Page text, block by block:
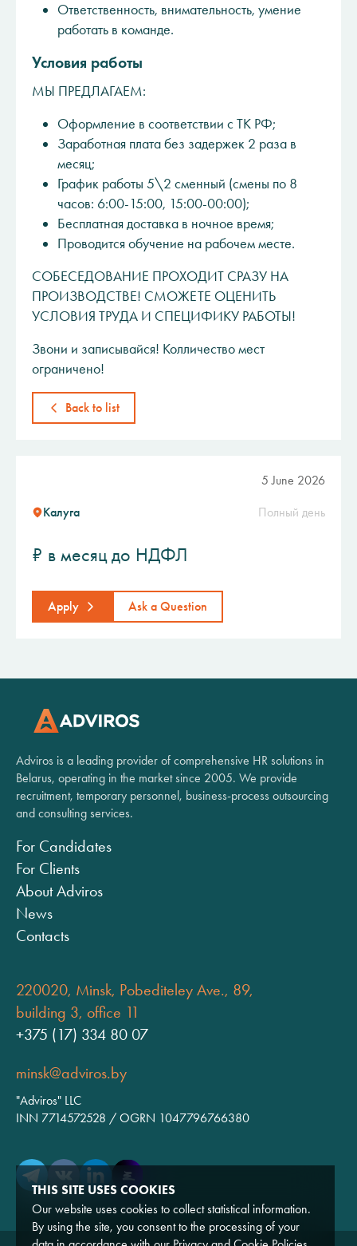
Ответственность, внимательность, умение
работать в команде.
Условия работы
МЫ ПРЕДЛАГАЕМ:
Оформление в соответствии с ТК РФ;
Заработная плата без задержек 2 раза в
месяц;
График работы 5\2 сменный (смены по 8
часов: 6:00-15:00, 15:00-00:00);
Бесплатная доставка в ночное время;
Проводится обучение на рабочем месте.
СОБЕСЕДОВАНИЕ ПРОХОДИТ СРАЗУ НА
ПРОИЗВОДСТВЕ! СМОЖЕТЕ ОЦЕНИТЬ
УСЛОВИЯ ТРУДА И СПЕЦИФИКУ РАБОТЫ!
Звони и записывайся! Колличество мест
ограничено!
Back to list
5 June 2026
Калуга Полный день
₽ в месяц до НДФЛ
Apply Ask a Question
Adviros is a leading provider of comprehensive HR solutions in
Belarus, operating in the market since 2005. We provide
recruitment, temporary personnel, business-process outsourcing
and consulting services.
For Candidates
For Clients
About Adviros
News
Contacts
220020, Minsk, Pobediteley Ave., 89,
building 3, office 11
+375 (17) 334 80 07
minsk@adviros.by
"Adviros" LLC
INN 7714572528 / OGRN 1047796766380
THIS SITE USES COOKIES
Our website uses cookies to collect statistical information.
By using the site, you consent to the processing of your